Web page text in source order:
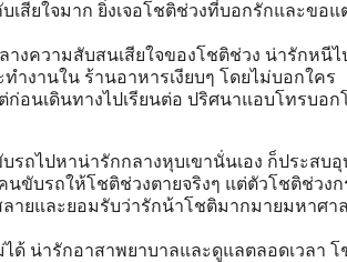
สียใจมาก ยิ่งเจอโชติช่วงที่บอกรักและขอแ
งความสับสนเสียใจของโชติช่วง น่ารักหนีไ
ำงานใน ร้านอาหารเงียบๆ โดยไม่บอกใคร
อนเดินทางไปเรียนต่อ ปริศนาแอบโทรบอก
ถไปหาน่ารักกลางหุบเขานั่นเอง ก็ประสบอุ
ขับรถให้โชติช่วงตายจริงๆ แต่ตัวโชติช่วงก
ายและยอมรับว่ารักน้าโชติมากมายมหาศา
ด้ น่ารักอาสาพยาบาลและดูแลตลอดเวลา โ